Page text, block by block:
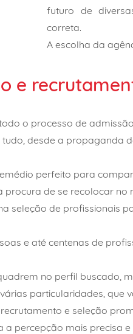
futuro de
correta.
A escolha da
e
o processo de
desde a propaganda
perfeito para
de se recolocar
seleção de profissionais
e até centenas de
no perfil buscado,
particularidades, que
e seleção
percepção mais precisa